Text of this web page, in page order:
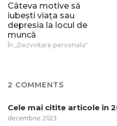
Câteva motive să
iubești viața sau
depresia la locul de
muncă
În „Dezvoltare personala”
2 COMMENTS
Cele mai citite articole in
decembrie 2023